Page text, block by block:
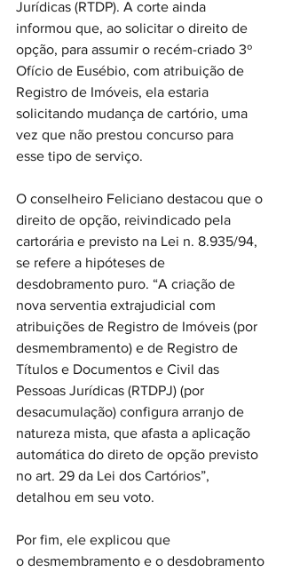
Jurídicas (RTDP). A corte ainda
informou que, ao solicitar o direito de
opção, para assumir o recém-criado 3º
Ofício de Eusébio, com atribuição de
Registro de Imóveis, ela estaria
solicitando mudança de cartório, uma
vez que não prestou concurso para
esse tipo de serviço.
O conselheiro Feliciano destacou que o
direito de opção, reivindicado pela
cartorária e previsto na Lei n. 8.935/94,
se refere a hipóteses de
desdobramento puro. “A criação de
nova serventia extrajudicial com
atribuições de Registro de Imóveis (por
desmembramento) e de Registro de
Títulos e Documentos e Civil das
Pessoas Jurídicas (RTDPJ) (por
desacumulação) configura arranjo de
natureza mista, que afasta a aplicação
automática do direto de opção previsto
no art. 29 da Lei dos Cartórios”,
detalhou em seu voto.
Por fim, ele explicou que
o desmembramento e o desdobramento